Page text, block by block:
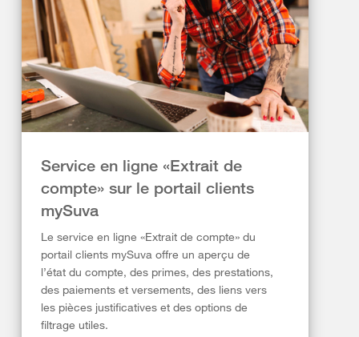
Service en ligne «Extrait de
compte» sur le portail clients
mySuva
Le service en ligne «Extrait de compte» du
portail clients mySuva offre un aperçu de
l’état du compte, des primes, des prestations,
des paiements et versements, des liens vers
les pièces justificatives et des options de
filtrage utiles.